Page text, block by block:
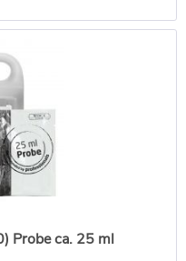
Probe ca. 25 ml